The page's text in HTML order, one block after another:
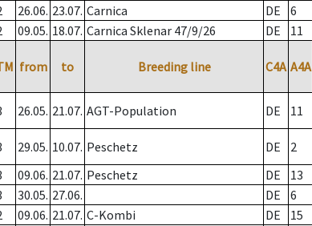
26.06. 23.07. Carnica DE 6
09.05. 18.07. Carnica Sklenar 47/9/26 DE 11
from to Breeding line C4A A4A
26.05. 21.07. AGT-Population DE 11
29.05. 10.07. Peschetz DE 2
09.06. 21.07. Peschetz DE 13
30.05. 27.06. DE 6
09.06. 21.07. C-Kombi DE 15